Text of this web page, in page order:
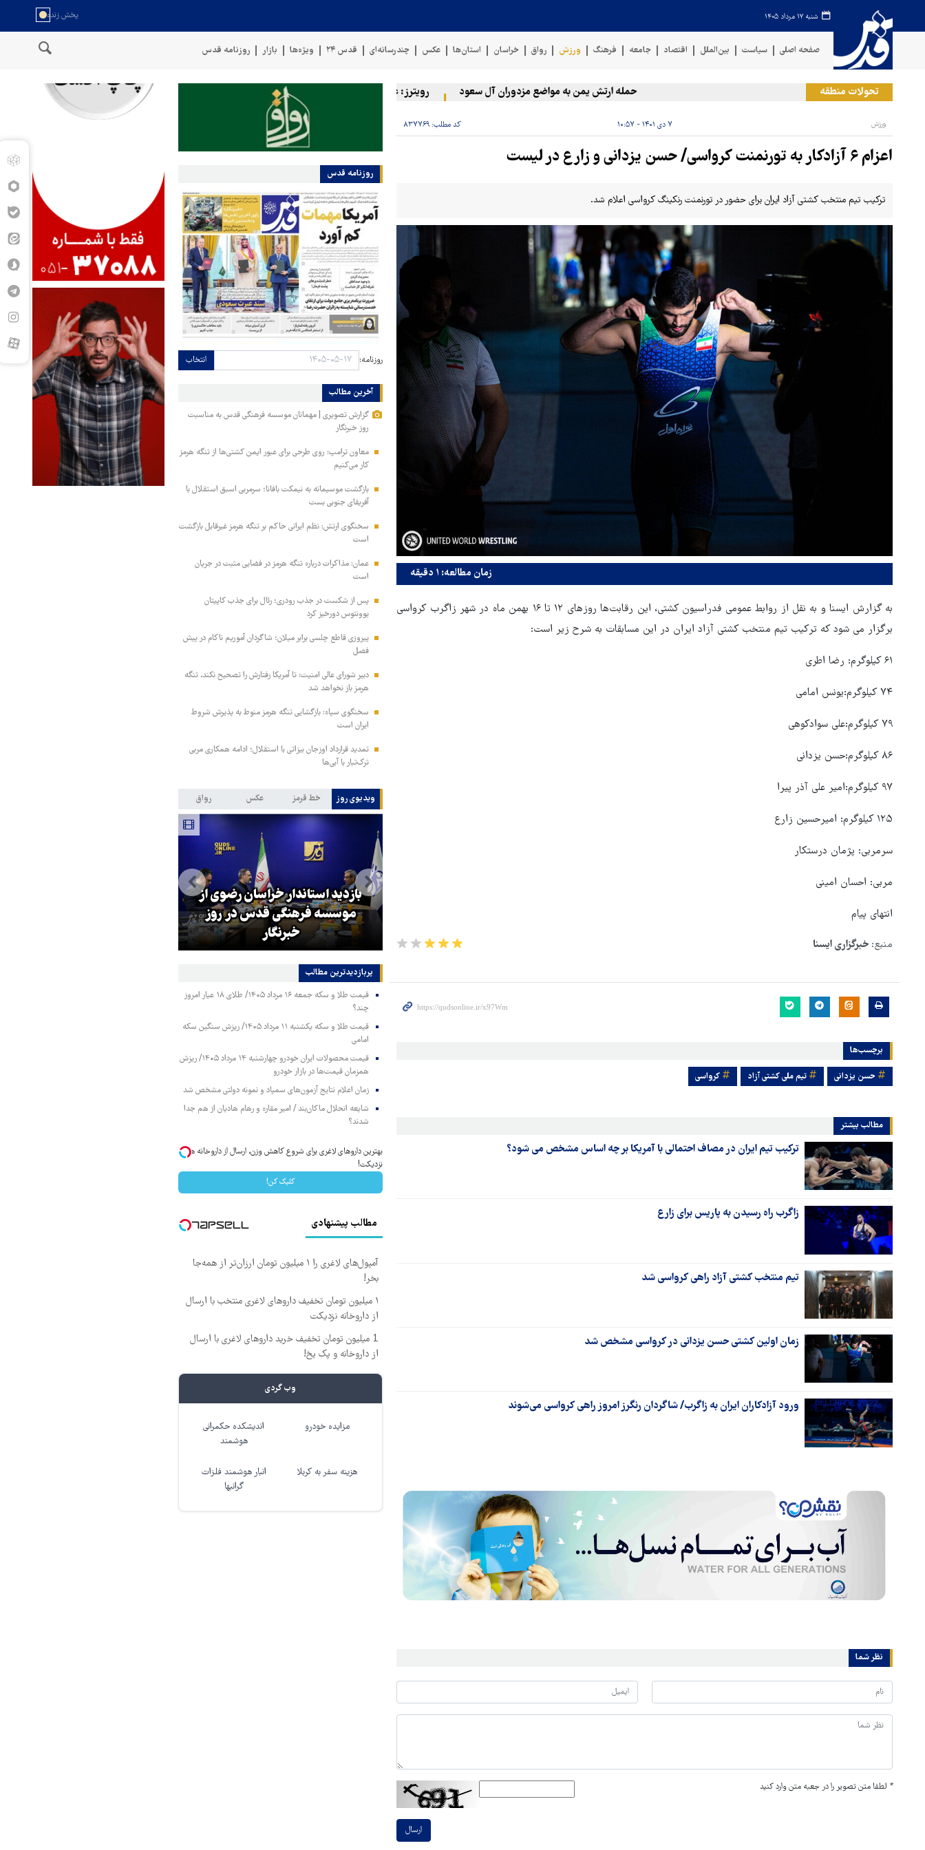
شنبه ۱۷ مرداد ۱۴۰۵
صفحه اصلی سیاست بین‌الملل اقتصاد جامعه فرهنگ ورزش رواق خراسان استان‌ها عکس چندرسانه‌ای قدس ۲۴ ویژه‌ها بازار روزنامه قدس
تحولات منطقه حمله ارتش یمن به مواضع مزدوران آل سعود رویترز: عربستان ۸۶ درصد از موشک‌های پاتریوت خود را استفاده کرده است خط لوله گازی ترکیه به
ورزش ۷ دی ۱۴۰۱ - ۱۰:۵۷ کد مطلب: ۸۳۷۷۶۹
اعزام ۶ آزادکار به تورنمنت کرواسی/ حسن یزدانی و زارع در لیست
ترکیب تیم منتخب کشتی آزاد ایران برای حضور در تورنمنت رنکینگ کرواسی اعلام شد.
زمان مطالعه: ۱ دقیقه
به گزارش ایسنا و به نقل از روابط عمومی فدراسیون کشتی، این رقابت‌ها روزهای ۱۲ تا ۱۶ بهمن ماه در شهر زاگرب کرواسی
برگزار می شود که ترکیب تیم منتخب کشتی آزاد ایران در این مسابقات به شرح زیر است:
۶۱ کیلوگرم: رضا اطری
۷۴ کیلوگرم:یونس امامی
۷۹ کیلوگرم:علی سوادکوهی
۸۶ کیلوگرم:حسن یزدانی
۹۷ کیلوگرم:امیر علی آذر پیرا
۱۲۵ کیلوگرم: امیرحسین زارع
سرمربی: پژمان درستکار
مربی: احسان امینی
انتهای پیام
منبع: خبرگزاری ایسنا
برچسب‌ها
حسن یزدانی تیم ملی کشتی آزاد کرواسی
مطالب بیشتر
ترکیب تیم ایران در مصاف احتمالی با آمریکا بر چه اساس مشخص می شود؟
زاگرب راه رسیدن به پاریس برای زارع
تیم منتخب کشتی آزاد راهی کرواسی شد
زمان اولین کشتی حسن یزدانی در کرواسی مشخص شد
ورود آزادکاران ایران به زاگرب/ شاگردان رنگرز امروز راهی کرواسی می‌شوند
نظر شما
* لطفا متن تصویر را در جعبه متن وارد کنید
ارسال
روزنامه قدس
روزنامه: انتخاب
آخرین مطالب
گزارش تصویری | مهمانان موسسه فرهنگی قدس به مناسبت
روز خبرنگار
معاون ترامپ: روی طرحی برای عبور ایمن کشتی‌ها از تنگه هرمز
کار می‌کنیم
بازگشت موسیمانه به نیمکت بافانا؛ سرمربی اسبق استقلال با
آفریقای جنوبی بست
سخنگوی ارتش: نظم ایرانی حاکم بر تنگه هرمز غیرقابل بازگشت
است
عمان: مذاکرات درباره تنگه هرمز در فضایی مثبت در جریان
است
پس از شکست در جذب رودری؛ رئال برای جذب کاپیتان
یوونتوس دورخیز کرد
پیروزی قاطع چلسی برابر میلان؛ شاگردان آموریم ناکام در پیش
فصل
دبیر شورای عالی امنیت: تا آمریکا رفتارش را تصحیح نکند، تنگه
هرمز باز نخواهد شد
سخنگوی سپاه: بازگشایی تنگه هرمز منوط به پذیرش شروط
ایران است
تمدید قرارداد اوزجان بیزاتی با استقلال؛ ادامه همکاری مربی
ترک‌تبار با آبی‌ها
ویدیوی روز خط قرمز عکس رواق
مجبور به همراهی کرد
بازدید استاندار خراسان رضوی از
موسسه فرهنگی قدس در روز
خبرنگار
پربازدیدترین‌ مطالب
قیمت طلا و سکه جمعه ۱۶ مرداد ۱۴۰۵/ طلای ۱۸ عیار امروز
چند؟
قیمت طلا و سکه یکشنبه ۱۱ مرداد ۱۴۰۵/ ریزش سنگین سکه
امامی
قیمت محصولات ایران خودرو چهارشنبه ۱۴ مرداد ۱۴۰۵/ ریزش
همزمان قیمت‌ها در بازار خودرو
زمان اعلام نتایج آزمون‌های سمپاد و نمونه دولتی مشخص شد
شایعه انحلال ماکان‌بند / امیر مقاره و رهام هادیان از هم جدا
شدند؟
بهترین داروهای لاغری برای شروع کاهش وزن، ارسال از داروخانه های
نزدیکت!
کلیک کن!
مطالب پیشنهادی
آمپول‌های لاغری را ۱ میلیون تومان ارزان‌تر از همه‌جا
بخر!
۱ میلیون تومان تخفیف داروهای لاغری منتخب با ارسال
از داروخانه نزدیکت
1 میلیون تومان تخفیف خرید داروهای لاغری با ارسال
از داروخانه و پک یخ!
وب گردی
مزایده خودرو
اندیشکده حکمرانی
هوشمند
هزینه سفر به کربلا
انبار هوشمند فلزات
گرانبها